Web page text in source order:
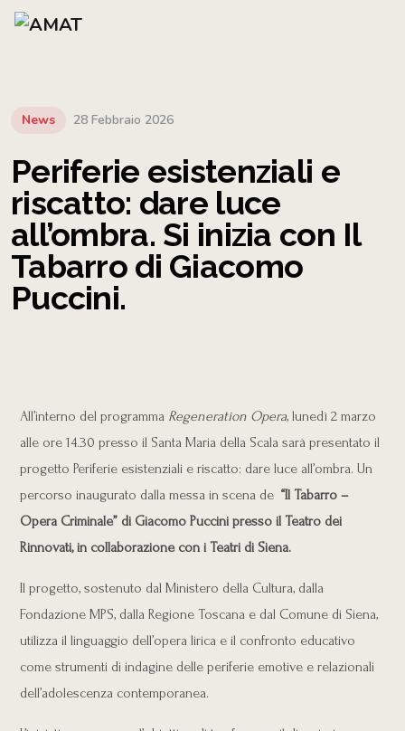
News 28 Febbraio 2026
Periferie esistenziali e
riscatto: dare luce
all’ombra. Si inizia con Il
Tabarro di Giacomo
Puccini.
All’interno del programma Regeneration Opera, lunedì 2 marzo
alle ore 14.30 presso il Santa Maria della Scala sarà presentato il
progetto Periferie esistenziali e riscatto: dare luce all’ombra. Un
percorso inaugurato dalla messa in scena de “Il Tabarro –
Opera Criminale” di Giacomo Puccini presso il Teatro dei
Rinnovati, in collaborazione con i Teatri di Siena.
Il progetto, sostenuto dal Ministero della Cultura, dalla
Fondazione MPS, dalla Regione Toscana e dal Comune di Siena,
utilizza il linguaggio dell’opera lirica e il confronto educativo
come strumenti di indagine delle periferie emotive e relazionali
dell’adolescenza contemporanea.